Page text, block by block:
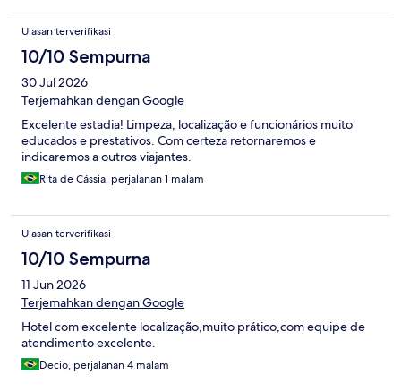
Ulasan terverifikasi
10/10 Sempurna
30 Jul 2026
Terjemahkan dengan Google
Excelente estadia! Limpeza, localização e funcionários muito
educados e prestativos. Com certeza retornaremos e
indicaremos a outros viajantes.
Rita de Cássia, perjalanan 1 malam
Ulasan terverifikasi
10/10 Sempurna
11 Jun 2026
Terjemahkan dengan Google
Hotel com excelente localização,muito prático,com equipe de
atendimento excelente.
Decio, perjalanan 4 malam